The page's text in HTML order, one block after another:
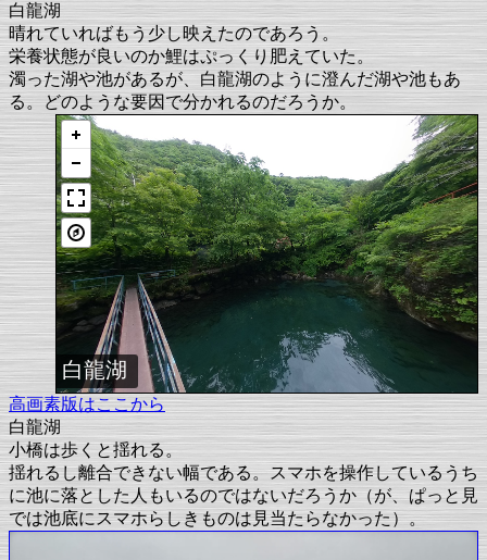
白龍湖
晴れていればもう少し映えたのであろう。
栄養状態が良いのか鯉はぷっくり肥えていた。
濁った湖や池があるが、白龍湖のように澄んだ湖や池もあ
る。どのような要因で分かれるのだろうか。
白龍湖
高画素版はここから
白龍湖
小橋は歩くと揺れる。
揺れるし離合できない幅である。スマホを操作しているうち
に池に落とした人もいるのではないだろうか（が、ぱっと見
では池底にスマホらしきものは見当たらなかった）。